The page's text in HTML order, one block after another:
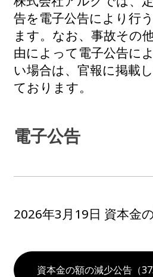
告を電子公告により行
ます。なお、事故その
由によって電子公告に
い場合は、官報に掲載
ております。
電子公告
2026年3月19日 資本金
資本金の額の減少公告（